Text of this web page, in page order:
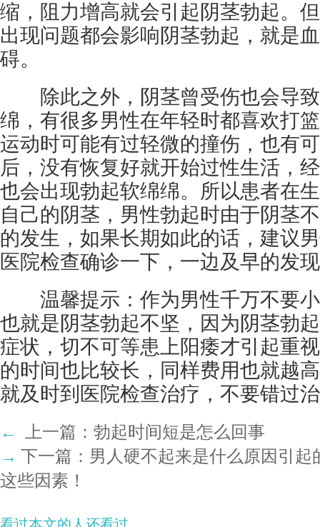
缩，阻力增高就会引起阴茎勃起。
出现问题都会影响阴茎勃起，就是
碍。
除此之外，阴茎曾受伤也会导致
绵，有很多男性在年轻时都喜欢打
运动时可能有过轻微的撞伤，也有
后，没有恢复好就开始过性生活，
也会出现勃起软绵绵。所以患者在
自己的阴茎，男性勃起时由于阴茎
的发生，如果长期如此的话，建议
医院检查确诊一下，一边及早的发
温馨提示：作为男性千万不要小
也就是阴茎勃起不坚，因为阴茎勃
症状，切不可等患上阳痿才引起重
的时间也比较长，同样费用也就越
就及时到医院检查治疗，不要错过
← 上一篇： 勃起时间短是怎么回事
→ 下一篇： 男人硬不起来是什么原因引起
这些因素！